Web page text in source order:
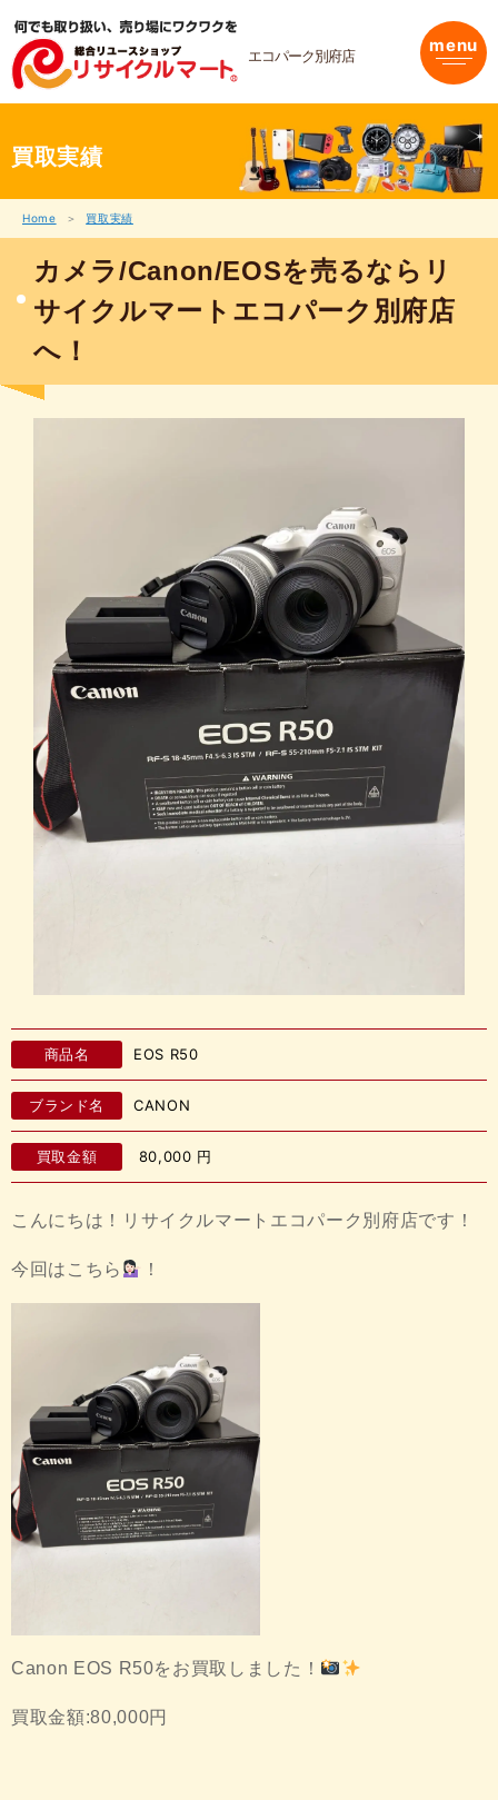
ス
エコパーク別府店 menu
買取実績
Home 買取実績
カメラ/Canon/EOSを売るならリ
サイクルマートエコパーク別府店
へ！
商品名 EOS R50
ブランド名 CANON
買取金額 80,000 円
こんにちは！リサイクルマートエコパーク別府店です！
今回はこちら ！
Canon EOS R50をお買取しました！
買取金額:80,000円